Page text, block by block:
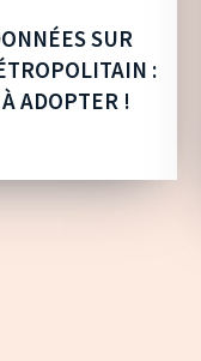
SUR
:
ADOPTER !